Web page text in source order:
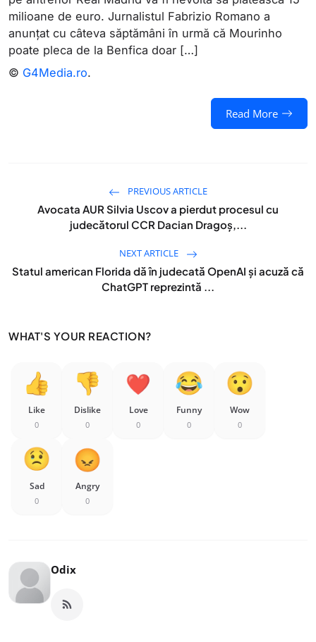
milioane de euro. Jurnalistul Fabrizio Romano a
anunțat cu câteva săptămâni în urmă că Mourinho
poate pleca de la Benfica doar […]
© G4Media.ro.
Read More
PREVIOUS ARTICLE
Avocata AUR Silvia Uscov a pierdut procesul cu
judecătorul CCR Dacian Dragoș,...
NEXT ARTICLE
Statul american Florida dă în judecată OpenAI și acuză că
ChatGPT reprezintă ...
WHAT'S YOUR REACTION?
Like
0
Dislike
0
Love
0
Funny
0
Wow
0
Sad
0
Angry
0
Odix